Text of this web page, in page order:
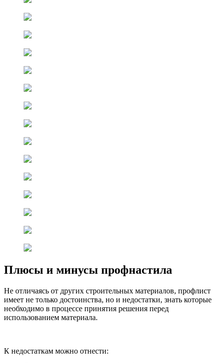
Плюсы и минусы профнастила
Не отличаясь от других строительных материалов, профлист
имеет не только достоинства, но и недостатки, знать которые
необходимо в процессе принятия решения перед
использованием материала.
К недостаткам можно отнести: